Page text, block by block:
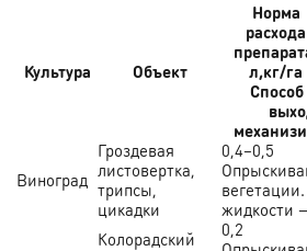
Культура Объект
Норма
расхода
л,кг/га
Виноград
Гроздевая
листовертка,
трипсы,
цикадки
0,4–0,5
жидкости
Колорадский
0,2